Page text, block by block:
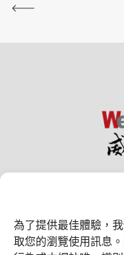
為了提供最佳體驗，
取您的瀏覽使用訊息。